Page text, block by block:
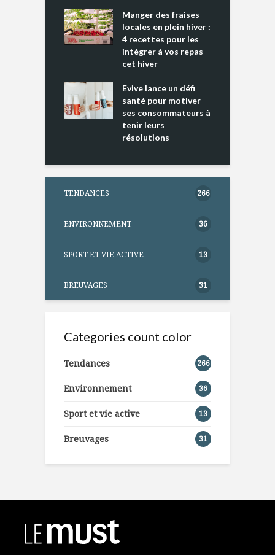
Manger des fraises
locales en plein hiver :
4 recettes pour les
intégrer à vos repas
cet hiver
Evive lance un défi
santé pour motiver
ses consommateurs à
tenir leurs
résolutions
TENDANCES 266
ENVIRONNEMENT 36
SPORT ET VIE ACTIVE 13
BREUVAGES 31
Categories count color
Tendances 266
Environnement 36
Sport et vie active 13
Breuvages 31